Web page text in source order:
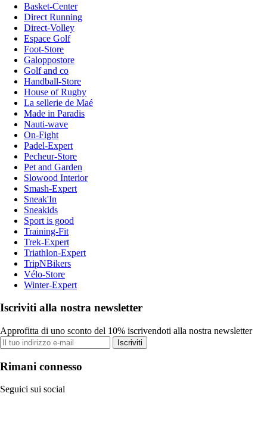
Basket-Center
Direct Running
Direct-Volley
Espace Golf
Foot-Store
Galoppostore
Golf and co
Handball-Store
House of Rugby
La sellerie de Maé
Made in Paradis
Nauti-wave
On-Fight
Padel-Expert
Pecheur-Store
Pet and Garden
Slowood Interior
Smash-Expert
Sneak'In
Sneakids
Sport is good
Training-Fit
Trek-Expert
Triathlon-Expert
TripNBikers
Vélo-Store
Winter-Expert
Iscriviti alla nostra newsletter
Approfitta di uno sconto del 10% iscrivendoti alla nostra newsletter
Iscriviti
Rimani connesso
Seguici sui social